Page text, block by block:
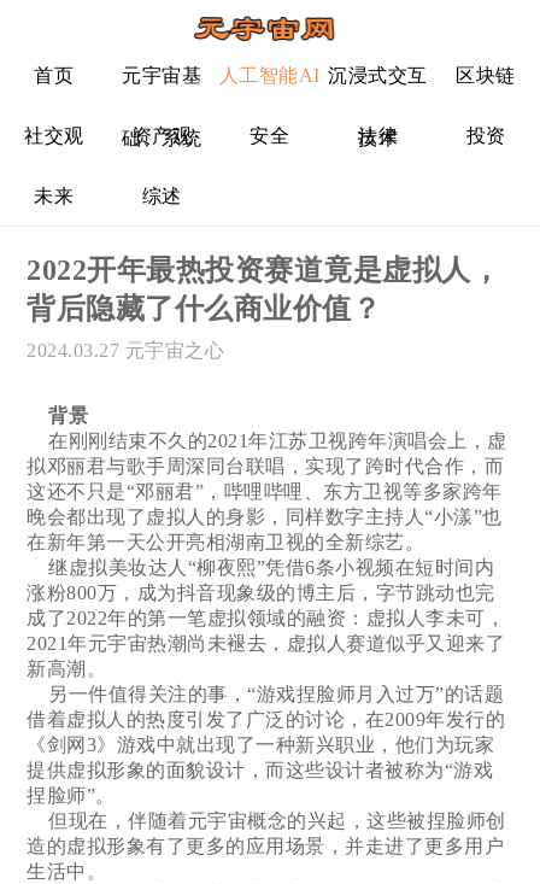
首页 元宇宙基
础、系统
人工智能AI 沉浸式交互
技术
区块链
社交观 资产观 安全 法律 投资
未来 综述
2022开年最热投资赛道竟是虚拟人，
背后隐藏了什么商业价值？
2024.03.27 元宇宙之心
背景
在刚刚结束不久的2021年江苏卫视跨年演唱会上，虚
拟邓丽君与歌手周深同台联唱，实现了跨时代合作，而
这还不只是“邓丽君”，哔哩哔哩、东方卫视等多家跨年
晚会都出现了虚拟人的身影，同样数字主持人“小漾”也
在新年第一天公开亮相湖南卫视的全新综艺。
继虚拟美妆达人“柳夜熙”凭借6条小视频在短时间内
涨粉800万，成为抖音现象级的博主后，字节跳动也完
成了2022年的第一笔虚拟领域的融资：虚拟人李未可，
2021年元宇宙热潮尚未褪去，虚拟人赛道似乎又迎来了
新高潮。
另一件值得关注的事，“游戏捏脸师月入过万”的话题
借着虚拟人的热度引发了广泛的讨论，在2009年发行的
《剑网3》游戏中就出现了一种新兴职业，他们为玩家
提供虚拟形象的面貌设计，而这些设计者被称为“游戏
捏脸师”。
但现在，伴随着元宇宙概念的兴起，这些被捏脸师创
造的虚拟形象有了更多的应用场景，并走进了更多用户
生活中。